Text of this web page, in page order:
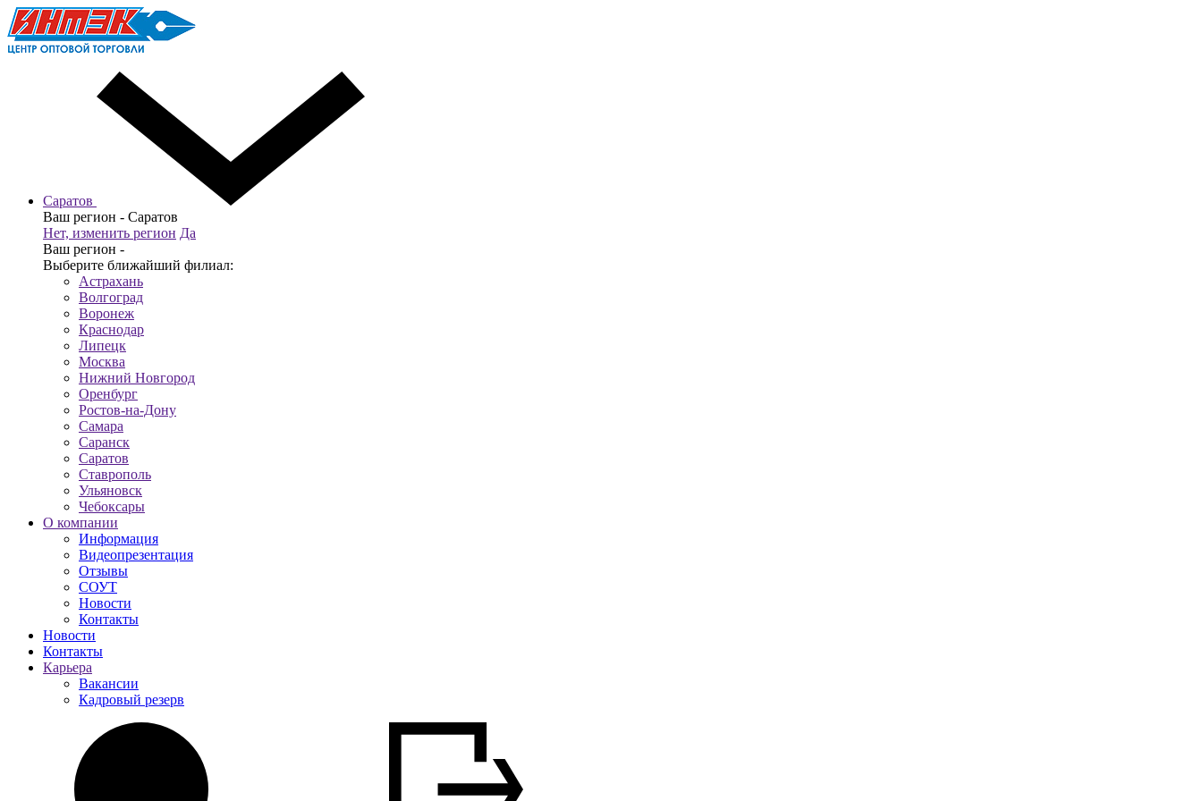
Саратов
Ваш регион - Саратов
Нет, изменить регион Да
Ваш регион -
Выберите ближайший филиал:
Астрахань
Волгоград
Воронеж
Краснодар
Липецк
Москва
Нижний Новгород
Оренбург
Ростов-на-Дону
Самара
Саранск
Саратов
Ставрополь
Ульяновск
Чебоксары
О компании
Информация
Видеопрезентация
Отзывы
СОУТ
Новости
Контакты
Новости
Контакты
Карьера
Вакансии
Кадровый резерв